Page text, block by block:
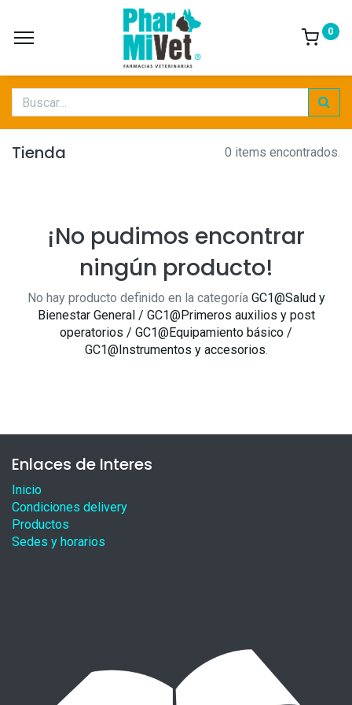
0
Tienda 0 items encontrados.
¡No pudimos encontrar
ningún producto!
No hay producto definido en la categoría GC1@Salud y
Bienestar General / GC1@Primeros auxilios y post
operatorios / GC1@Equipamiento básico /
GC1@Instrumentos y accesorios.
Enlaces de Interes
Inicio
Condiciones delivery
Productos
Sedes y horarios